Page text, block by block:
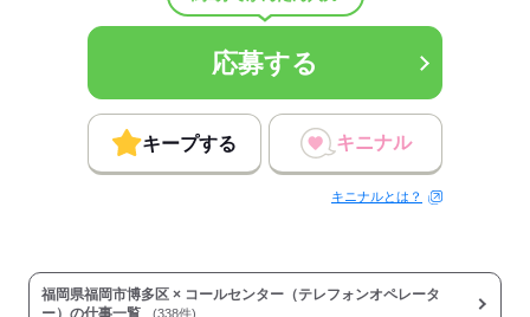
応募する
キープする キニナル
キニナルとは？
福岡県福岡市博多区 × コールセンター（テレフォンオペレータ
ー）の仕事一覧
(338件)